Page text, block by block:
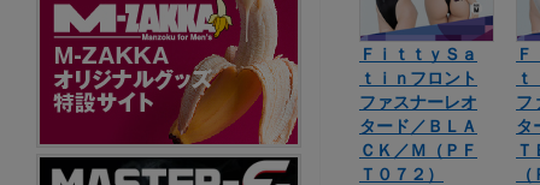
ＦｉｔｔｙＳａ
ｔｉｎフロント
ファスナーレオ
タード／ＢＬＡ
ＣＫ／Ｍ（ＰＦ
Ｔ０７２）
Ｆ
フ
タ
Ｔ